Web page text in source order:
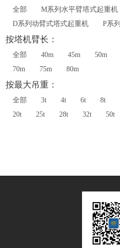
全部 M系列水平臂塔式起重机
D系列动臂式塔式起重机
P系
按塔机臂长：
全部 40m 45m 50m
70m
75m 80m
按最大吊重：
全部 3t 4t 6t 8t
20t
25t 28t 32t 50t